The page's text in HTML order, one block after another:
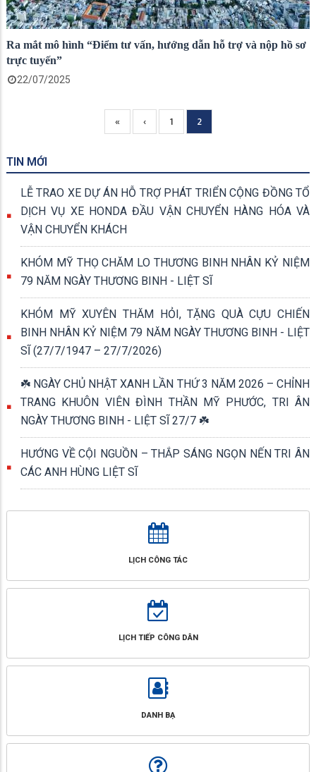
Ra mắt mô hình “Điểm tư vấn, hướng dẫn hỗ trợ và nộp hồ sơ
trực tuyến”
22/07/2025
Trang
đầu
«
Previous
page
‹ Page
1
Current
page
2
TIN MỚI
LỄ TRAO XE DỰ ÁN HỖ TRỢ PHÁT TRIỂN CỘNG ĐỒNG TỔ
DỊCH VỤ XE HONDA ĐẦU VẬN CHUYỂN HÀNG HÓA VÀ
VẬN CHUYỂN KHÁCH
KHÓM MỸ THỌ CHĂM LO THƯƠNG BINH NHÂN KỶ NIỆM
79 NĂM NGÀY THƯƠNG BINH - LIỆT SĨ
KHÓM MỸ XUYÊN THĂM HỎI, TẶNG QUÀ CỰU CHIẾN
BINH NHÂN KỶ NIỆM 79 NĂM NGÀY THƯƠNG BINH - LIỆT
SĨ (27/7/1947 – 27/7/2026)
☘️ NGÀY CHỦ NHẬT XANH LẦN THỨ 3 NĂM 2026 – CHỈNH
TRANG KHUÔN VIÊN ĐÌNH THẦN MỸ PHƯỚC, TRI ÂN
NGÀY THƯƠNG BINH - LIỆT SĨ 27/7 ☘️
HƯỚNG VỀ CỘI NGUỒN – THẮP SÁNG NGỌN NẾN TRI ÂN
CÁC ANH HÙNG LIỆT SĨ
LỊCH CÔNG TÁC
LỊCH TIẾP CÔNG DÂN
DANH BẠ